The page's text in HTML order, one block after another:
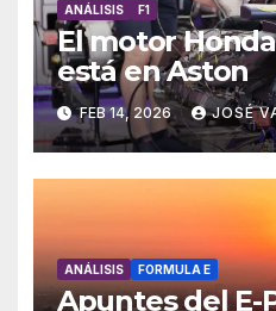
ANÁLISIS F1
El motor
está en Aston
FEB 14, 2026 JOSÉ
ANÁLISIS FORMULA E
Apuntes del E-